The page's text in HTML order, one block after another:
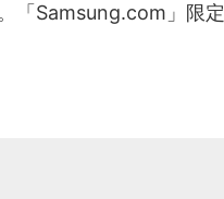
「Samsung.com」限定